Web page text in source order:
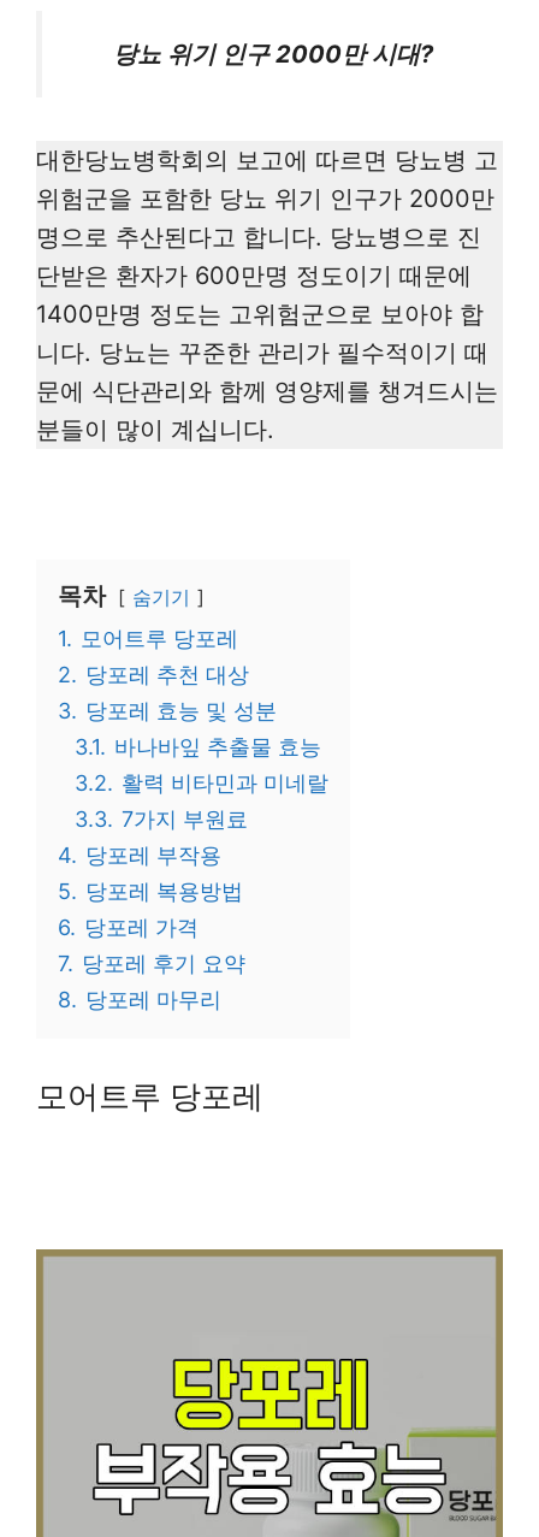
당뇨 위기 인구 2000만 시대?
대한당뇨병학회의 보고에 따르면 당뇨병 고
위험군을 포함한 당뇨 위기 인구가 2000만
명으로 추산된다고 합니다. 당뇨병으로 진
단받은 환자가 600만명 정도이기 때문에
1400만명 정도는 고위험군으로 보아야 합
니다. 당뇨는 꾸준한 관리가 필수적이기 때
문에 식단관리와 함께 영양제를 챙겨드시는
분들이 많이 계십니다.
목차 숨기기
1. 모어트루 당포레
2. 당포레 추천 대상
3. 당포레 효능 및 성분
3.1. 바나바잎 추출물 효능
3.2. 활력 비타민과 미네랄
3.3. 7가지 부원료
4. 당포레 부작용
5. 당포레 복용방법
6. 당포레 가격
7. 당포레 후기 요약
8. 당포레 마무리
모어트루 당포레